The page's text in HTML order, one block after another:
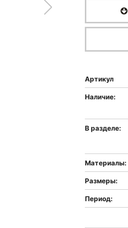
Артикул
Наличие:
В разделе:
Материалы:
Размеры:
Период: